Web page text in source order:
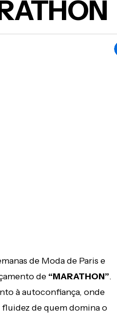
de Moda de Paris e
de “MARATHON”.
à autoconfiança, onde
de quem domina o